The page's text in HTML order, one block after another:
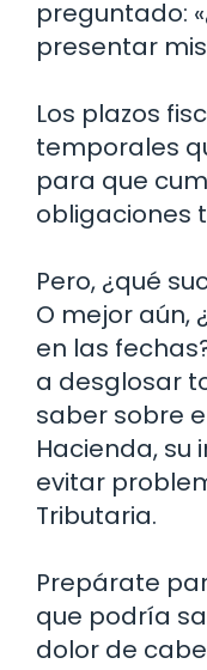
preguntado:
presentar
Los plazos
temporales
para que
obligaciones
Pero, ¿qué
O mejor aún,
en las
a desglosar
saber sobre
Hacienda, su
evitar
Tributaria.
Prepárate
que podría
dolor de